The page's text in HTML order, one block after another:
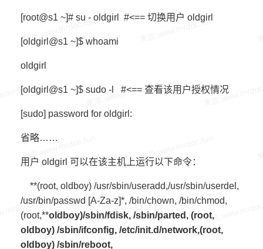
[root@s1 ~]# su - oldgirl #<== 切换用户 oldgirl
[oldgirl@s1 ~]$ whoami
oldgirl
[oldgirl@s1 ~]$ sudo -l #<== 查看该用户授权情况
[sudo] password for oldgirl:
省略……
用户 oldgirl 可以在该主机上运行以下命令：
**(root, oldboy) /usr/sbin/useradd,/usr/sbin/userdel,
/usr/bin/passwd [A-Za-z]*, /bin/chown, /bin/chmod,
(root,**oldboy)/sbin/fdisk, /sbin/parted, (root,
oldboy) /sbin/ifconfig, /etc/init.d/network,(root,
oldboy) /sbin/reboot,